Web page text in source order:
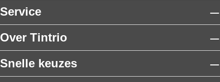
Service
Over Tintrio
Snelle keuzes